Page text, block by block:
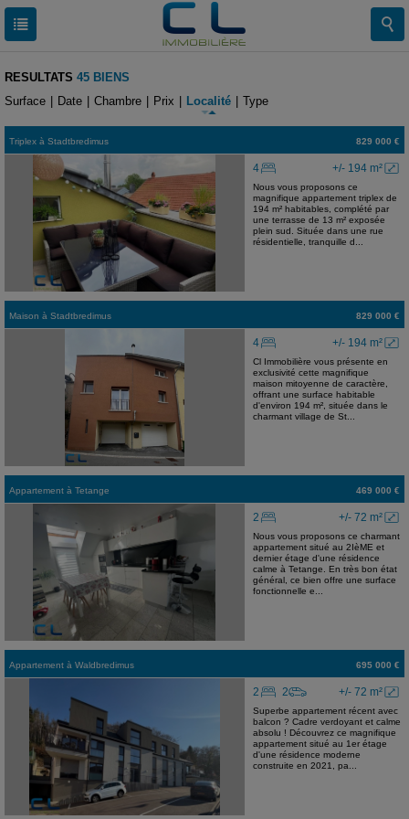
RESULTATS 45 BIENS
Surface
Date Chambre Prix Localité Type
Triplex à Stadtbredimus 829 000 €
+/- 194 m²
4
Nous vous proposons ce
magnifique appartement triplex de
194 m² habitables, complété par
une terrasse de 13 m² exposée
plein sud. Située dans une rue
résidentielle, tranquille d...
Maison à Stadtbredimus 829 000 €
+/- 194 m²
4
Cl Immobilière vous présente en
exclusivité cette magnifique
maison mitoyenne de caractère,
offrant une surface habitable
d'environ 194 m², située dans le
charmant village de St...
Appartement à Tetange 469 000 €
+/- 72 m²
2
Nous vous proposons ce charmant
appartement situé au 2IèME et
dernier étage d'une résidence
calme à Tetange. En très bon état
général, ce bien offre une surface
fonctionnelle e...
Appartement à Waldbredimus 695 000 €
+/- 72 m²
2 2
Superbe appartement récent avec
balcon ? Cadre verdoyant et calme
absolu ! Découvrez ce magnifique
appartement situé au 1er étage
d'une résidence moderne
construite en 2021, pa...